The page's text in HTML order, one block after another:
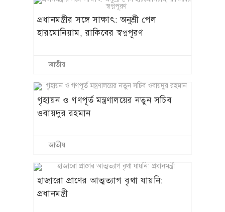
প্রধানমন্ত্রীর সঙ্গে সাক্ষাৎ: অনুশ্রী পেল
হারমোনিয়াম, রাকিবের স্বপ্নপূরণ
জাতীয়
গৃহায়ন ও গণপূর্ত মন্ত্রণালয়ের নতুন সচিব
ওবায়দুর রহমান
জাতীয়
হাজারো প্রাণের আত্মত্যাগ বৃথা যায়নি:
প্রধানমন্ত্রী